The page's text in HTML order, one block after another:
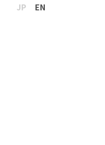
JP EN